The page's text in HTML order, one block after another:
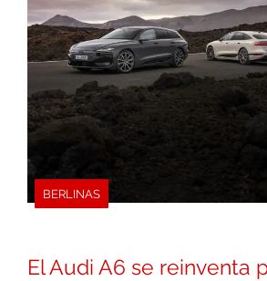
BERLINAS
El Audi A6 se reinventa